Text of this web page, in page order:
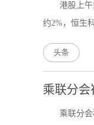
港股上
约2%，恒生
头条
乘联分会
乘联分